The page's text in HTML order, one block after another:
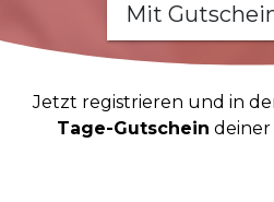
Mit
Jetzt registrieren und in
Tage-Gutschein deiner